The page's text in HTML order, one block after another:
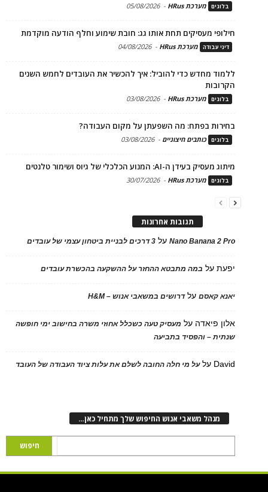
בלוגים מערכת HRus -
05/08/2026
חילופי מעסיקים תחת אותו גג: חובת שימוע וחלף הודעה מוקדמת
דיני עבודה מערכת HRus -
04/08/2026
ללמוד מחדש כדי להוביל: איך להכשיר את העובדים לחמש השנים
הקרובות
בלוגים מערכת HRus -
03/08/2026
בחירות בפתח: מה השפעתן על מקום העבודה?
בלוגים כותבים חיצוניים -
03/08/2026
מיתוג מעסיק בעידן ה-AI: המנוע הכלכלי של גיוס ושימור טלנטים
בלוגים מערכת HRus -
30/07/2026
תגובות אחרונות
Nano Banana 2 Proעל 3 דרכים לבניית ביטחון עצמי של עובדים
יפעתעל במה מתבטא ההחזר על ההשקעה בהכשרת עובדים
יאנא קאסםעלדרושים במשאבי אנוש – H&M
אלון פיאדה על מעסיק טעה כשכלל אחוזי משרה בחישוב ימי חופשה
שנתית – והפסיד בתביעה
David עלעל מי חלה החובה לשלם את עלות ציוד העבודה של העובד
מנהל משאבי אנוש החיפוש שלך מתחיל כאן…